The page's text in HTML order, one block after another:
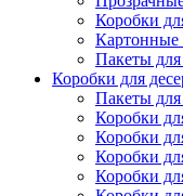
Коробки
Картонные
Пакеты для
Коробки для
Пакеты для
Коробки
Коробки
Коробки
Коробки